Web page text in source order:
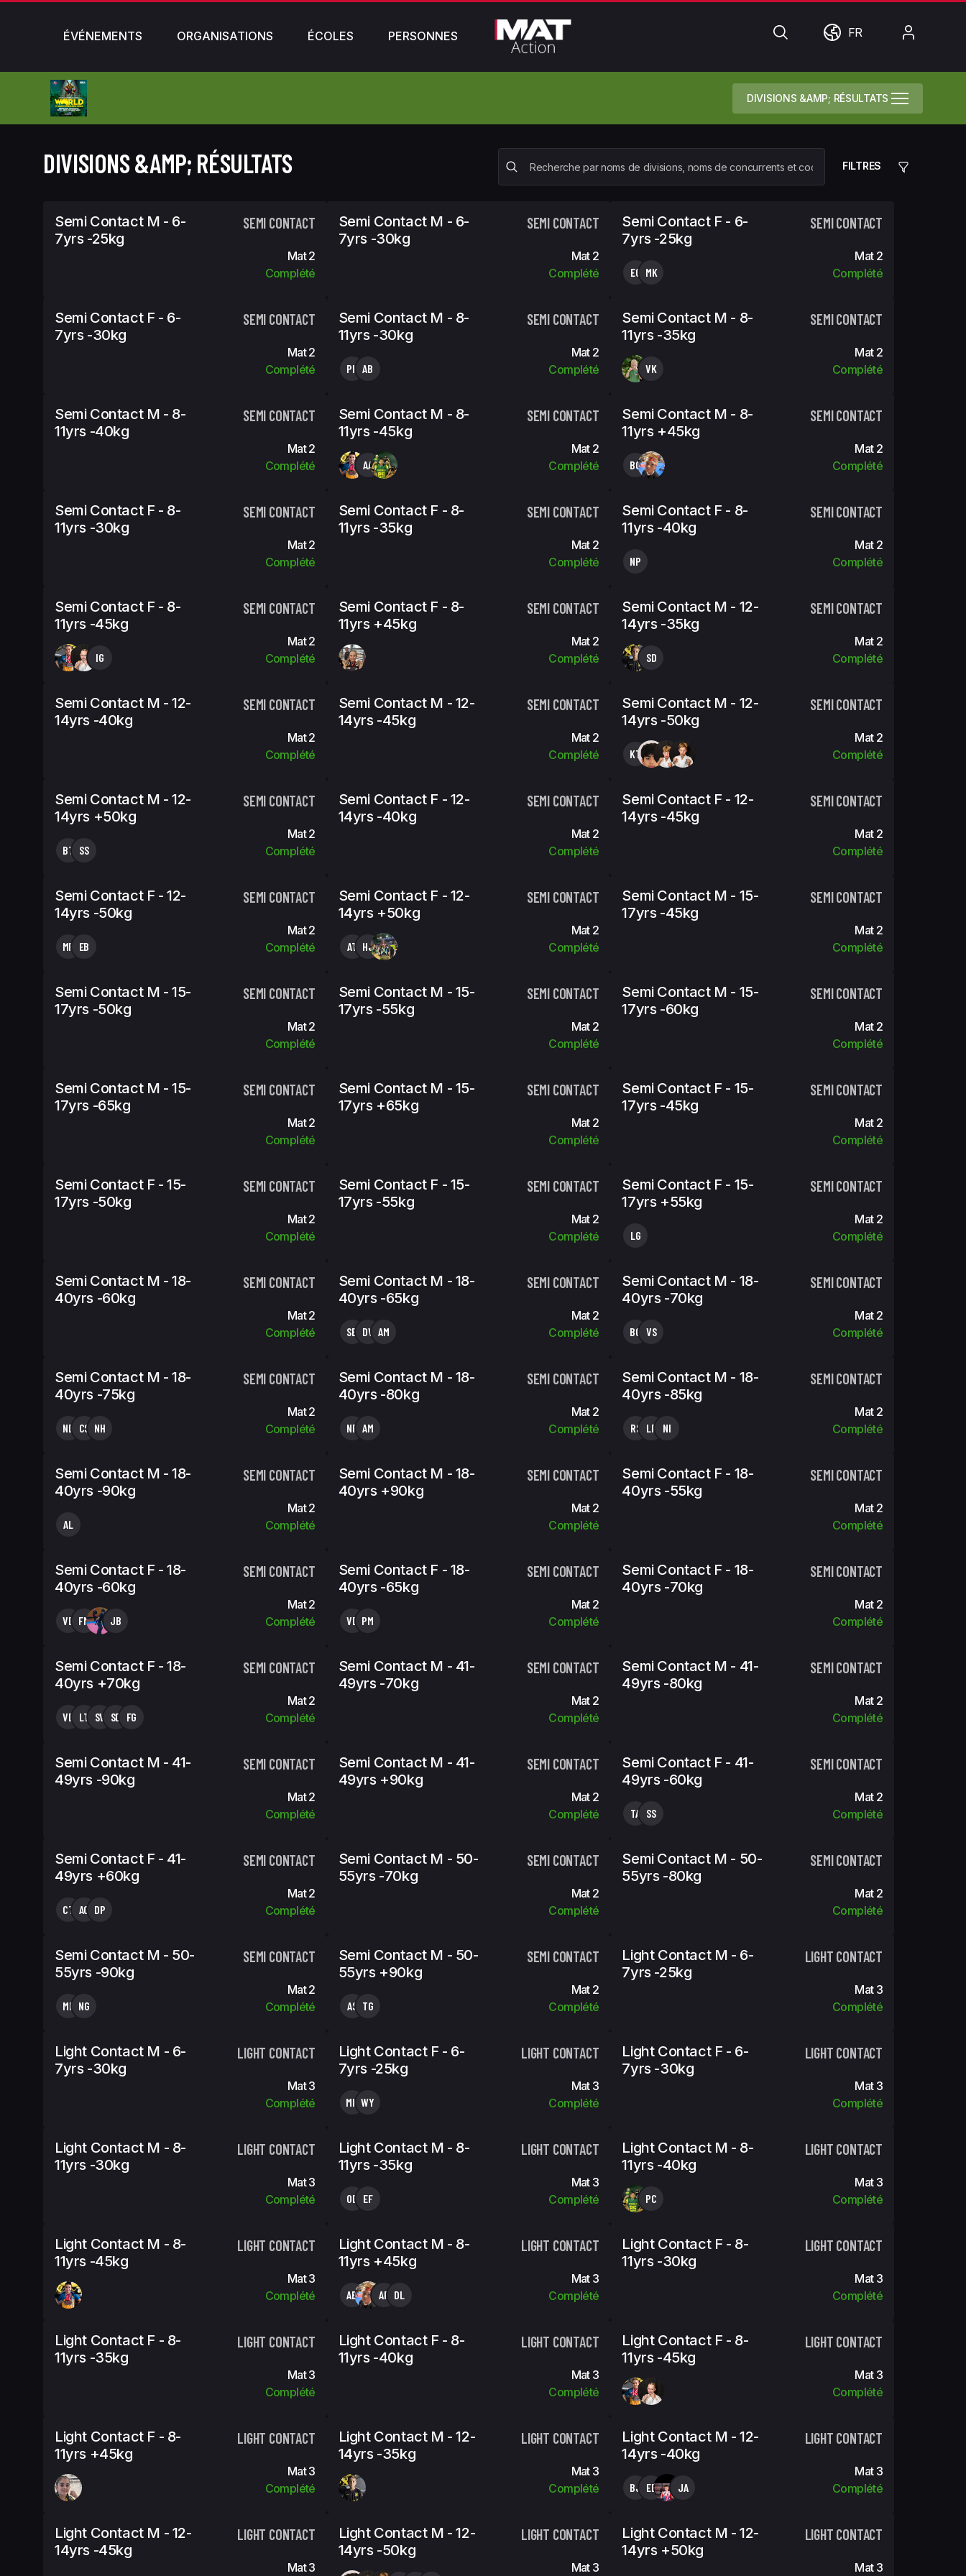
ÉVÉNEMENTS ORGANISATIONS ÉCOLES PERSONNES ChercherMonde
FR
DIVISIONS &AMP; RÉSULTATS
DIVISIONS &AMP; RÉSULTATS FILTRES
Semi Contact M - 6-
7yrs -25kg
SEMI CONTACT
Mat 2
Complété
Semi Contact M - 6-
7yrs -30kg
SEMI CONTACT
Mat 2
Complété
Semi Contact F - 6-
7yrs -25kg
SEMI CONTACT
EG MK
Mat 2
Complété
Semi Contact F - 6-
7yrs -30kg
SEMI CONTACT
Mat 2
Complété
Semi Contact M - 8-
11yrs -30kg
SEMI CONTACT
PK AB
Mat 2
Complété
Semi Contact M - 8-
11yrs -35kg
SEMI CONTACT
VK
Mat 2
Complété
Semi Contact M - 8-
11yrs -40kg
SEMI CONTACT
Mat 2
Complété
Semi Contact M - 8-
11yrs -45kg
SEMI CONTACT
AA
Mat 2
Complété
Semi Contact M - 8-
11yrs +45kg
SEMI CONTACT
BG
Mat 2
Complété
Semi Contact F - 8-
11yrs -30kg
SEMI CONTACT
Mat 2
Complété
Semi Contact F - 8-
11yrs -35kg
SEMI CONTACT
Mat 2
Complété
Semi Contact F - 8-
11yrs -40kg
SEMI CONTACT
NP
Mat 2
Complété
Semi Contact F - 8-
11yrs -45kg
SEMI CONTACT
IG
Mat 2
Complété
Semi Contact F - 8-
11yrs +45kg
SEMI CONTACT
Mat 2
Complété
Semi Contact M - 12-
14yrs -35kg
SEMI CONTACT
SD
Mat 2
Complété
Semi Contact M - 12-
14yrs -40kg
SEMI CONTACT
Mat 2
Complété
Semi Contact M - 12-
14yrs -45kg
SEMI CONTACT
Mat 2
Complété
Semi Contact M - 12-
14yrs -50kg
SEMI CONTACT
KT
Mat 2
Complété
Semi Contact M - 12-
14yrs +50kg
SEMI CONTACT
BT SS
Mat 2
Complété
Semi Contact F - 12-
14yrs -40kg
SEMI CONTACT
Mat 2
Complété
Semi Contact F - 12-
14yrs -45kg
SEMI CONTACT
Mat 2
Complété
Semi Contact F - 12-
14yrs -50kg
SEMI CONTACT
MP EB
Mat 2
Complété
Semi Contact F - 12-
14yrs +50kg
SEMI CONTACT
AT HJ
Mat 2
Complété
Semi Contact M - 15-
17yrs -45kg
SEMI CONTACT
Mat 2
Complété
Semi Contact M - 15-
17yrs -50kg
SEMI CONTACT
Mat 2
Complété
Semi Contact M - 15-
17yrs -55kg
SEMI CONTACT
Mat 2
Complété
Semi Contact M - 15-
17yrs -60kg
SEMI CONTACT
Mat 2
Complété
Semi Contact M - 15-
17yrs -65kg
SEMI CONTACT
Mat 2
Complété
Semi Contact M - 15-
17yrs +65kg
SEMI CONTACT
Mat 2
Complété
Semi Contact F - 15-
17yrs -45kg
SEMI CONTACT
Mat 2
Complété
Semi Contact F - 15-
17yrs -50kg
SEMI CONTACT
Mat 2
Complété
Semi Contact F - 15-
17yrs -55kg
SEMI CONTACT
Mat 2
Complété
Semi Contact F - 15-
17yrs +55kg
SEMI CONTACT
LG
Mat 2
Complété
Semi Contact M - 18-
40yrs -60kg
SEMI CONTACT
Mat 2
Complété
Semi Contact M - 18-
40yrs -65kg
SEMI CONTACT
SB DV AM
Mat 2
Complété
Semi Contact M - 18-
40yrs -70kg
SEMI CONTACT
BG VS
Mat 2
Complété
Semi Contact M - 18-
40yrs -75kg
SEMI CONTACT
ND CS NH
Mat 2
Complété
Semi Contact M - 18-
40yrs -80kg
SEMI CONTACT
NR AM
Mat 2
Complété
Semi Contact M - 18-
40yrs -85kg
SEMI CONTACT
RS LR NI
Mat 2
Complété
Semi Contact M - 18-
40yrs -90kg
SEMI CONTACT
AL
Mat 2
Complété
Semi Contact M - 18-
40yrs +90kg
SEMI CONTACT
Mat 2
Complété
Semi Contact F - 18-
40yrs -55kg
SEMI CONTACT
Mat 2
Complété
Semi Contact F - 18-
40yrs -60kg
SEMI CONTACT
VB FM JB
Mat 2
Complété
Semi Contact F - 18-
40yrs -65kg
SEMI CONTACT
VB PM
Mat 2
Complété
Semi Contact F - 18-
40yrs -70kg
SEMI CONTACT
Mat 2
Complété
Semi Contact F - 18-
40yrs +70kg
SEMI CONTACT
VB LT SV SD FG
Mat 2
Complété
Semi Contact M - 41-
49yrs -70kg
SEMI CONTACT
Mat 2
Complété
Semi Contact M - 41-
49yrs -80kg
SEMI CONTACT
Mat 2
Complété
Semi Contact M - 41-
49yrs -90kg
SEMI CONTACT
Mat 2
Complété
Semi Contact M - 41-
49yrs +90kg
SEMI CONTACT
Mat 2
Complété
Semi Contact F - 41-
49yrs -60kg
SEMI CONTACT
TA SS
Mat 2
Complété
Semi Contact F - 41-
49yrs +60kg
SEMI CONTACT
CT AC DP
Mat 2
Complété
Semi Contact M - 50-
55yrs -70kg
SEMI CONTACT
Mat 2
Complété
Semi Contact M - 50-
55yrs -80kg
SEMI CONTACT
Mat 2
Complété
Semi Contact M - 50-
55yrs -90kg
SEMI CONTACT
MF NG
Mat 2
Complété
Semi Contact M - 50-
55yrs +90kg
SEMI CONTACT
AS TG
Mat 2
Complété
Light Contact M - 6-
7yrs -25kg
LIGHT CONTACT
Mat 3
Complété
Light Contact M - 6-
7yrs -30kg
LIGHT CONTACT
Mat 3
Complété
Light Contact F - 6-
7yrs -25kg
LIGHT CONTACT
MK WY
Mat 3
Complété
Light Contact F - 6-
7yrs -30kg
LIGHT CONTACT
Mat 3
Complété
Light Contact M - 8-
11yrs -30kg
LIGHT CONTACT
Mat 3
Complété
Light Contact M - 8-
11yrs -35kg
LIGHT CONTACT
OB EF
Mat 3
Complété
Light Contact M - 8-
11yrs -40kg
LIGHT CONTACT
PC
Mat 3
Complété
Light Contact M - 8-
11yrs -45kg
LIGHT CONTACT
Mat 3
Complété
Light Contact M - 8-
11yrs +45kg
LIGHT CONTACT
AB AF DL
Mat 3
Complété
Light Contact F - 8-
11yrs -30kg
LIGHT CONTACT
Mat 3
Complété
Light Contact F - 8-
11yrs -35kg
LIGHT CONTACT
Mat 3
Complété
Light Contact F - 8-
11yrs -40kg
LIGHT CONTACT
Mat 3
Complété
Light Contact F - 8-
11yrs -45kg
LIGHT CONTACT
Mat 3
Complété
Light Contact F - 8-
11yrs +45kg
LIGHT CONTACT
Mat 3
Complété
Light Contact M - 12-
14yrs -35kg
LIGHT CONTACT
Mat 3
Complété
Light Contact M - 12-
14yrs -40kg
LIGHT CONTACT
BJ EB JA
Mat 3
Complété
Light Contact M - 12-
14yrs -45kg
LIGHT CONTACT
Mat 3
Light Contact M - 12-
14yrs -50kg
LIGHT CONTACT
Mat 3
Light Contact M - 12-
14yrs +50kg
LIGHT CONTACT
Mat 3